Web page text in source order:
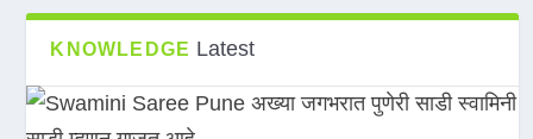
KNOWLEDGE Latest